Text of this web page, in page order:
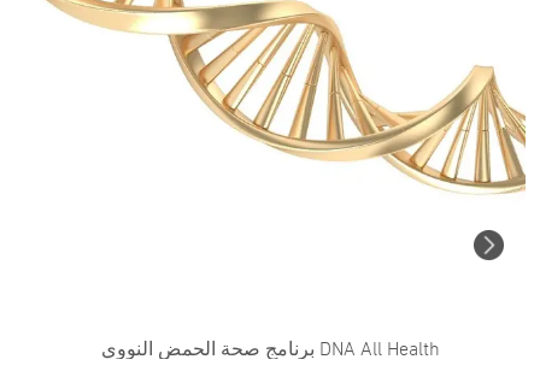
DNA All Health برنامج صحة الحمض النووي